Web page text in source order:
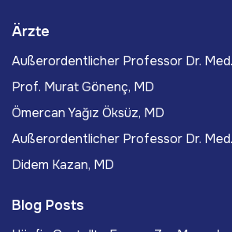
Ärzte
Außerordentlicher Professor Dr.
Prof. Murat Gönenç, MD
Ömercan Yağız Öksüz, MD
Außerordentlicher Professor Dr. Med.
Didem Kazan, MD
Blog Posts